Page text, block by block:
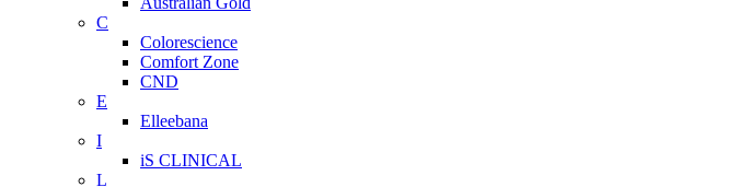
C
Colorescience
Comfort Zone
CND
E
Elleebana
I
iS CLINICAL
L